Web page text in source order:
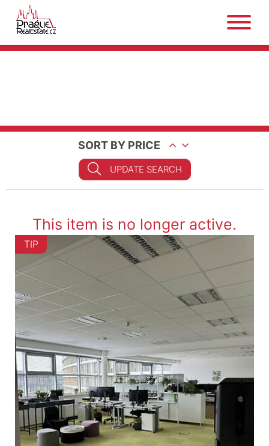
SORT BY PRICE
UPDATE SEARCH
This item is no longer active.
TIP